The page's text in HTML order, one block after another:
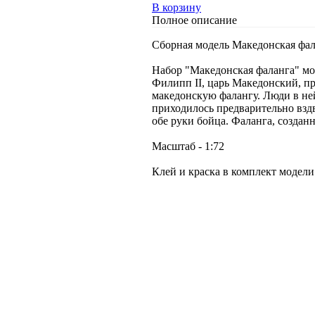
В корзину
Полное описание
Сборная модель Македонская
Набор "Македонская фаланга"
Филипп II, царь Македонский,
македонскую фалангу. Люди в
приходилось предварительно
обе руки бойца. Фаланга,
Масштаб - 1:72
Клей и краска в комплект